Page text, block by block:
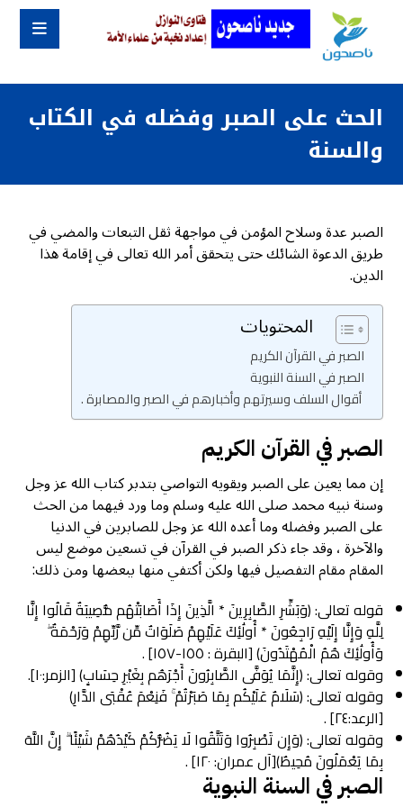
الحث على الصبر وفضله في الكتاب
والسنة
الصبر عدة وسلاح المؤمن في مواجهة ثقل التبعات والمضي في
طريق الدعوة الشائك حتى يتحقق أمر الله تعالى في إقامة هذا
الدين.
المحتويات
الصبر في القرآن الكريم
الصبر في السنة النبوية
أقوال السلف وسيرتهم وأخبارهم في الصبر والمصابرة .
الصبر في القرآن الكريم
إن مما يعين على الصبر ويقويه التواصي بتدبر کتاب الله عز وجل
وسنة نبيه محمد صلى الله عليه وسلم وما ورد فيهما من الحث
على الصبر وفضله وما أعده الله عز وجل للصابرين في الدنيا
والآخرة ، وقد جاء ذكر الصبر في القرآن في تسعين موضع ليس
المقام مقام التفصيل فيها ولكن أكتفي منها ببعضها ومن ذلك:
قوله تعالى: (وَبَشِّرِ الصَّابِرِينَ * الَّذِينَ إِذَا أَصَابَتْهُم مُّصِيبَةٌ قَالُوا إِنَّا
لِلَّهِ وَإِنَّا إِلَيْهِ رَاجِعُونَ * أُولَٰئِكَ عَلَيْهِمْ صَلَوَاتٌ مِّن رَّبِّهِمْ وَرَحْمَةٌ ۖ
وَأُولَٰئِكَ هُمُ الْمُهْتَدُونَ) [البقرة : ١٥٥-١٥٧] .
وقوله تعالى: (إِنَّمَا يُوَفَّى الصَّابِرُونَ أَجْرَهُم بِغَيْرِ حِسَابٍ) [الزمر:١٠].
وقوله تعالى: (سَلَامٌ عَلَيْكُم بِمَا صَبَرْتُمْ ۚ فَنِعْمَ عُقْبَى الدَّارِ)
[الرعد:٢٤] .
وقوله تعالى: (وَإِن تَصْبِرُوا وَتَتَّقُوا لَا يَضُرُّكُمْ كَيْدُهُمْ شَيْئًا ۗ إِنَّ اللَّهَ
بِمَا يَعْمَلُونَ مُحِيطٌ)[آل عمران: ١٢٠] .
الصبر في السنة النبوية